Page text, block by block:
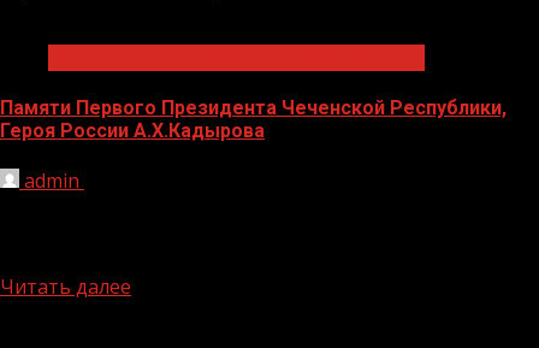
Памяти Первого Президента Чеченской Республики,
Героя России А.Х.Кадырова
admin
Читать далее